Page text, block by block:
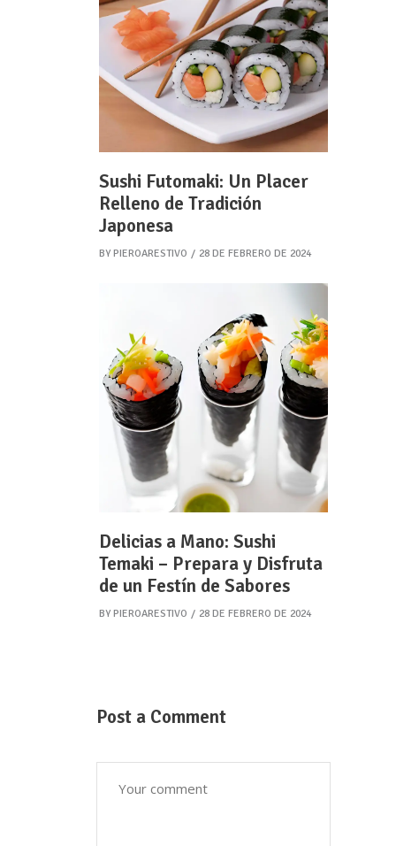
Sushi Futomaki: Un Placer
Relleno de Tradición
Japonesa
BY PIEROARESTIVO 28 DE FEBRERO DE 2024
Delicias a Mano: Sushi
Temaki – Prepara y Disfruta
de un Festín de Sabores
BY PIEROARESTIVO 28 DE FEBRERO DE 2024
Post a Comment